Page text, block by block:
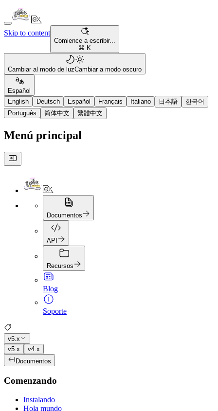
Skip to content
Comience a escribir...
⌘ K
Cambiar al modo de luzCambiar a modo oscuro
Español
English
Deutsch Español Français Italiano 日本語
한국어
Português
简体中文 繁體中文
Menú principal
Documentos
API
Recursos
Blog
Soporte
v5.x
v5.x
v4.x
Documentos
Comenzando
Instalando
Hola mundo